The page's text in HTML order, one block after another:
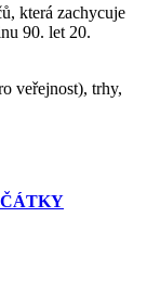
která zachycuje
90. let 20.
veřejnost), trhy,